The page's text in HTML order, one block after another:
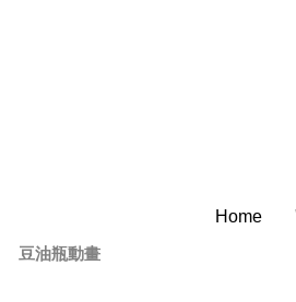
Home
豆油瓶動畫